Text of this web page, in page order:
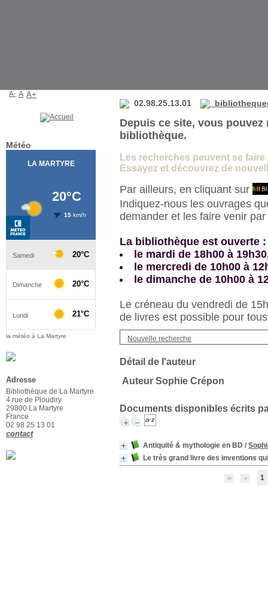
Les recherches peuvent se
Essayez et découvrez de
Par ailleurs, en cliquant sur
Indiquez-nous les ouvrages
demander et les faire venir
La bibliothèque est ouverte :
le mardi de 18h00 à
le mercredi de 10h00 à
le dimanche de 10h00 à
Le créneau du vendredi de
de livres est possible pour
Nouvelle recherche
Détail de l'auteur
Auteur Sophie Crépon
Documents disponibles écrits
Antiquité & mythologie en BD /
Le très grand livre des inventions
1
02.98.25.13.01
Depuis ce site, vous
bibliothèque.
A- A A+
Météo
la météo à La Martyre
Adresse
Bibliothèque de La Martyre
4 rue de Ploudiry
29800 La Martyre
France
02 98 25 13 01
contact